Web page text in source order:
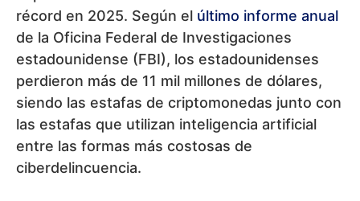
récord en 2025. Según el último informe anual
de la Oficina Federal de Investigaciones
estadounidense (FBI), los estadounidenses
perdieron más de 11 mil millones de dólares,
siendo las estafas de criptomonedas junto con
las estafas que utilizan inteligencia artificial
entre las formas más costosas de
ciberdelincuencia.